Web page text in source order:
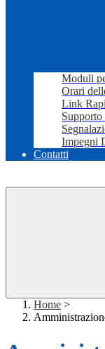
Moduli
Orari
Link
Impegni
Contatti
Home >